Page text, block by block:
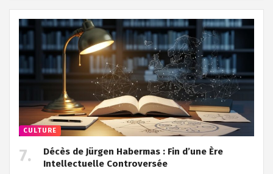
CULTURE
Décès de Jürgen Habermas : Fin d’une Ère
Intellectuelle Controversée